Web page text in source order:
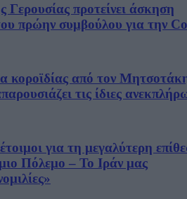
προτείνει άσκηση
πρώην συμβούλου για την
κοροϊδίας από τον
τις ίδιες
για τη μεγαλύτερη
Πόλεμο – Το Ιράν μας